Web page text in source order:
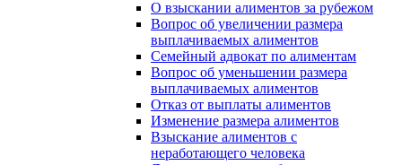
О взыскании алиментов за рубежом
Вопрос об увеличении размера
выплачиваемых алиментов
Семейный адвокат по алиментам
Вопрос об уменьшении размера
выплачиваемых алиментов
Отказ от выплаты алиментов
Изменение размера алиментов
Взыскание алиментов с
неработающего человека